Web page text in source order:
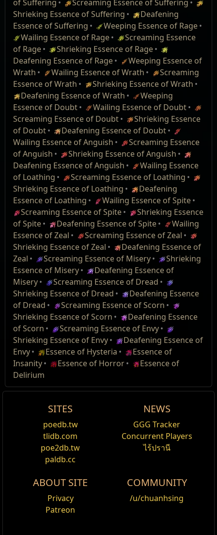
อัพเกรด ไอเทม​ธรรมดา ให้​เป็น ไอเทม​แรร์ โดย​จะ​มี​
ม็อด​พิเศษ 1 อย่าง
คุณสมบัติจะถูกจำกัดให้มีเลเวล 75 หรือต่ำกว่า
ซองธนู, หมวก, เสื้อเกราะ, รองเท้า, ถุงมือ, เข็มขัด, โล่:
ค่าต้านทาน น้ำแข็ง+(24 29)%
ธนู, ไม้พลอง, ดาบสองมือ, ขวานสองมือ, กระบองสอง
มือ: เสริมความเสียหาย น้ำแข็ง(57—77) ถึง(114— 132)
ไม้กายสิทธิ์, กรงเล็บ, มีด, ดาบมือเดียว, ดาบแทง, ขวาน
มือเดียว, กระบองมือเดียว, คทา: เสริมความเสียหาย น้ำ
แข็ง
(31 42) (62 — 71)
สร้อย, แหวน: เพิ่มความเสียหาย น้ำแข็ง(19
Screaming Essence of Hatred
ขนาดกอง:1 / 10
Essence Tier:5
อัพเกรด ไอเทม​ธรรมดา ให้​เป็น ไอเทม​แรร์ หรือ​สุ่ม​ม็อด​
ทุกอย่าง​บน ไอเทม​แรร์ ขึ้น​มา​ใหม่ โดย​จะ​มี​ม็อด​พิเศษ 1
อย่าง
ซองธนู, หมวก, เสื้อเกราะ, รองเท้า, ถุงมือ, เข็มขัด, โล่:
ค่าต้านทาน น้ำแข็ง+(36— 41)
%
ธนู, ไม้พลอง, ดาบสองมือ, ขวานสองมือ, กระบองสอง
มือ: เสริมความเสียหาย น้ำแข็ง(99—136)ถึง(200—232)
ไม้กายสิทธิ์, กรงเล็บ, มีด, ดาบมือเดียว, ดาบแทง, ขวาน
มือเดียว, กระบองมือเดียว, คทา: เสริมความเสียหาย น้ำ
ถึง
สร้อย, แหวน: เพิ่มความเสียหาย น้ำแข็ง(23—26)%
Shrieking Essence of Hatred
ขนาดกอง:1 / 10
Essence Tier: 6
อัพเกรด ไอเทม​ธรรมดา ให้​เป็น ไอเทม​แรร์ หรือ​สุ่ม​ม็อด​
ทุกอย่าง​บน ไอเทม​แรร์ ขึ้น​มา​ใหม่ โดย​จะ​มี​ม็อด​พิเศษ 1
อย่าง
ซองธนู, หมวก, เสื้อเกราะ, รองเท้า, ถุงมือ, เข็มขัด, โล่:
ค่าต้านทาน น้ำแข็ง +(42—45)%
ธนู, ไม้พลอง, ดาบสองมือ, ขวานสองมือ, กระบองสอง
มือ: เสริมความเสียหาย น้ำแข็ง(124—170)ถึง
290)
มือเดียว, กระบองมือเดียว, คทา: เสริมความเสียหาย น้ำ
สร้อย, แหวน: เพิ่มความเสียหาย น้ำแข็ง(27
Deafening Essence of Hatred
ขนาดกอง:1 / 10
Essence Tier:7
อัพเกรด ไอเทม​ธรรมดา ให้​เป็น ไอเทม​แรร์ หรือ​สุ่ม​ม็อด​
อย่าง
ซองธนู, หมวก, เสื้อเกราะ, รองเท้า, ถุงมือ, เข็มขัด, โล่:
ค่าต้านทาน น้ำแข็ง
ธนู, ไม้พลอง, ดาบสองมือ, ขวานสองมือ, กระบองสอง
[400]
Screaming
Essence of
Hatred
เพิ่มความเสียหาย21 %
monster difficulty tankiness +% [184]
นำความเสียหาย กายภาพ10% ไปเสริม
เป็น น้ำแข็ง
แปลงความเสียหาย กายภาพ20% เป็น น้ำ
แข็ง
from league item quantity +%
permyriad [0]
from league item rarity +% permyriad
[500]
Shrieking
Essence of
Hatred
เพิ่มความเสียหาย25%
monster difficulty tankiness +% [245]
นำความเสียหาย กายภาพ 10% ไปเสริม
เป็น น้ำแข็ง
แปลงความเสียหาย กายภาพ20% เป็น น้ำ
แข็ง
from league item quantity +%
permyriad [250]
from league item rarity +% permyriad
[750]
Deafening
Essence of
Hatred
เพิ่มความเสียหาย33%
monster difficulty tankiness +% [327]
นำความเสียหาย กายภาพ10% ไปเสริม
เป็น น้ำแข็ง
แปลงความเสียหาย กายภาพ20% เป็น น้ำ
แข็ง
from league item quantity +%
permyriad [330]
from league item rarity +% permyriad
monster difficulty tankiness +% [16]
from league item quantity +%
permyriad [0]
from league item rarity +% permyriad
[250]
Muttering
เพิ่มความเสียหาย13%
from league item quantity +%
permyriad [0]
นักเวท
เอนแชนท์ ดูด
แก่นแท้
(Essence
Drain): ความ
เสียหาย 2
75
เอนแช
นท์
เพิ่มความเสีย
หายของ ดูด
แก่นแท้
(Essence
Drain)
40
ความเสียหาย
helmet
100
default
0
เอนแชนท์ ดูด
แก่นแท้
(Essence
Drain): ระยะ
เวลา 1
66
เอนแช
นท์
เพิ่มระยะเวลา
ของ ดูดแก่น
แท้ (Essence
Drain)20%
นักเวท
helmet
default
0
เอนแชนท์ ดูด
แก่นแท้
(Essence
Drain): ระยะ
เวลา 2
75
เอนแช
นท์
เพิ่มระยะเวลา
ของ ดูดแก่น
แท้ (Essence
Drain)30 %
นักเวท
100
default
0
ชื่อ เลเวล Pre/Suf Description
Weight
Remnant of
Corruption
1
เอส
เซนส์
ศัตรู ไม่
สามารถ ดูด
พลังชีวิต จาก
คุณได้
essence
spawn
variation [4]
Essence of
1
essence
monster on
death
variation [9]
Zones contained a pack of frozen monsters which
held an Essence, where taking it freed the monsters
imbued with its power. Essences can be used to
modify items with a specified guaranteed affix, some
of which are exclusive to Essences. Essences can be
traded to vendors for higher tiers and can even be
corrupted for a chance to gain an even stronger
Essence or destroy it.
Minimap
These new icons are introduced to the minimap:
Modifiers
All areas had:
Areas can contain Imprisoned Monsters
map extra content weighting [1]
Essences
Players encounter groups of monsters with a rare
one in the middle possessed by one or more
essences, each granting him a special ability. These
monsters are trapped and don't perform any actions
until the player clicks a few times on the possessed
rare to release the whole group. When the possesed
monster is killed the essences will drop as items.
of Suffering
Screaming Essence of Suffering
Shrieking Essence of Suffering
Deafening
Essence of Suffering
Weeping Essence of Rage
Wailing Essence of Rage
Screaming Essence
of Rage
Shrieking Essence of Rage
Deafening Essence of Rage
Weeping Essence of
Wrath
Wailing Essence of Wrath
Screaming
Essence of Wrath
Shrieking Essence of Wrath
Deafening Essence of Wrath
Weeping
Essence of Doubt
Wailing Essence of Doubt
Screaming Essence of Doubt
Shrieking Essence
of Doubt
Deafening Essence of Doubt
Wailing Essence of Anguish
Screaming Essence
of Anguish
Shrieking Essence of Anguish
Deafening Essence of Anguish
Wailing Essence
of Loathing
Screaming Essence of Loathing
Shrieking Essence of Loathing
Deafening
Essence of Loathing
Wailing Essence of Spite
Screaming Essence of Spite
Shrieking Essence
of Spite
Deafening Essence of Spite
Wailing
Essence of Zeal
Screaming Essence of Zeal
Shrieking Essence of Zeal
Deafening Essence of
Zeal
Screaming Essence of Misery
Shrieking
Essence of Misery
Deafening Essence of
Misery
Screaming Essence of Dread
Shrieking Essence of Dread
Deafening Essence
of Dread
Screaming Essence of Scorn
Shrieking Essence of Scorn
Deafening Essence
of Scorn
Screaming Essence of Envy
Shrieking Essence of Envy
Deafening Essence of
Envy
Essence of Hysteria
Essence of
Insanity
Essence of Horror
Essence of
Delirium
SITES
poedb.tw
tlidb.com
poe2db.tw
paldb.cc
NEWS
GGG Tracker
Concurrent Players
ไร้ปรานี
ABOUT SITE
Privacy
Patreon
COMMUNITY
/u/chuanhsing